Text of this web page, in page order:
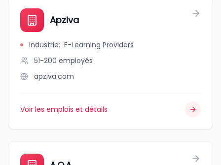
Apziva
Industrie: E-Learning Providers
51-200 employés
apziva.com
Voir les emplois et détails